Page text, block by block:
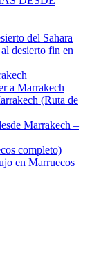
del Sahara
desierto fin en
a Marrakech
(Ruta de
Marrakech –
completo)
en Marruecos